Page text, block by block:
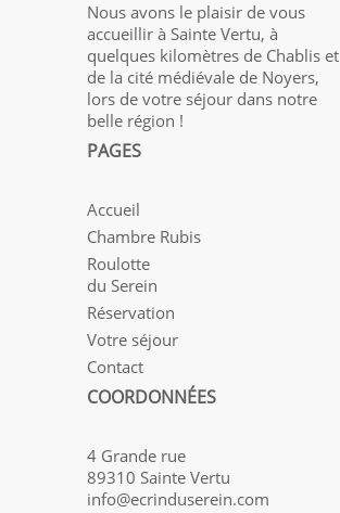
Nous avons le plaisir de vous
accueillir à Sainte Vertu, à
quelques kilomètres de Chablis et
de la cité médiévale de Noyers,
lors de votre séjour dans notre
belle région !
PAGES
Accueil
Chambre Rubis
Roulotte
du Serein
Réservation
Votre séjour
Contact
COORDONNÉES
4 Grande rue
89310 Sainte Vertu
info@ecrinduserein.com